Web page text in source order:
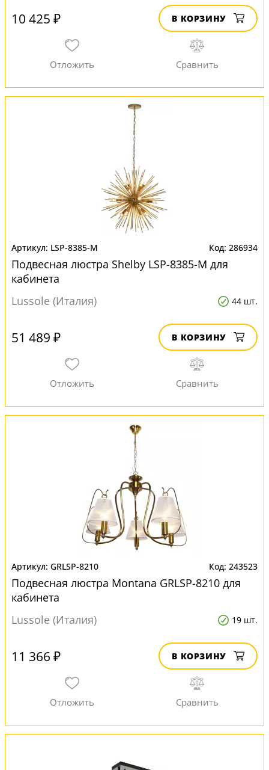
10 425 ₽ В КОРЗИНУ
LSP-8385-M 286934
Подвесная люстра Shelby LSP-8385-M для
кабинета
Lussole (Италия)
44 шт.
51 489 ₽ В КОРЗИНУ
GRLSP-8210 243523
Подвесная люстра Montana GRLSP-8210 для
кабинета
Lussole (Италия)
19 шт.
11 366 ₽ В КОРЗИНУ